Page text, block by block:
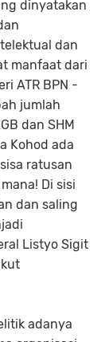
dinyatakan
dan
manfaat dari
ATR BPN -
jumlah
dan SHM
Kohod ada
ratusan
Di sisi
dan saling
Listyo Sigit
adanya